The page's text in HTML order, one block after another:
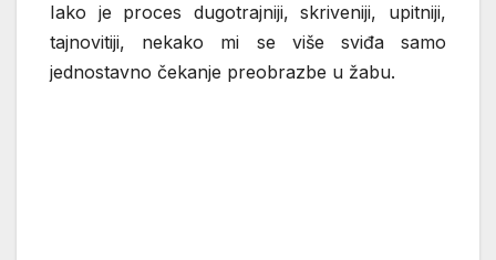
Iako je proces dugotrajniji, skriveniji, upitniji,
tajnovitiji, nekako mi se više sviđa samo
jednostavno čekanje preobrazbe u žabu.